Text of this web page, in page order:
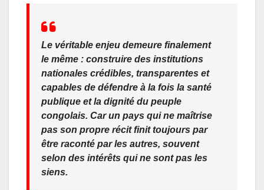
Le véritable enjeu demeure finalement
le même : construire des institutions
nationales crédibles, transparentes et
capables de défendre à la fois la santé
publique et la dignité du peuple
congolais. Car un pays qui ne maîtrise
pas son propre récit finit toujours par
être raconté par les autres, souvent
selon des intérêts qui ne sont pas les
siens.